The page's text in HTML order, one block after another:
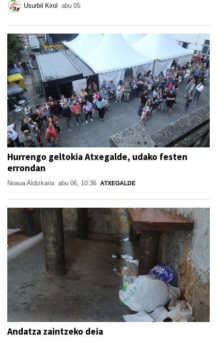
Usurbil Kirol abu 05
Hurrengo geltokia Atxegalde, udako festen
errondan
Noaua Aldizkaria abu 06, 10:36 ATXEGALDE
Andatza zaintzeko deia